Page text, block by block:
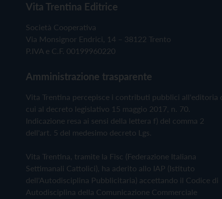
Vita Trentina Editrice
Società Cooperativa
Via Monsignor Endrici, 14 – 38122 Trento
P.IVA e C.F. 00199960220
Amministrazione trasparente
Vita Trentina percepisce i contributi pubblici all'editoria
cui al decreto legislativo 15 maggio 2017, n. 70.
Indicazione resa ai sensi della lettera f) del comma 2
dell'art. 5 del medesimo decreto Lgs.
Vita Trentina, tramite la Fisc (Federazione Italiana
Settimanali Cattolici), ha aderito allo IAP (Istituto
dell'Autodisciplina Pubblicitaria) accettando il Codice di
Autodisciplina della Comunicazione Commerciale